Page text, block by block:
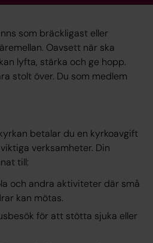
som bräckligast eller
Oavsett när ska
lyfta, stärka och ge hopp.
stolt över. Du som medlem
betalar du en kyrkoavgift
verksamheter. Din
till:
och andra aktiviteter där små
kan mötas.
för att stötta sjuka eller